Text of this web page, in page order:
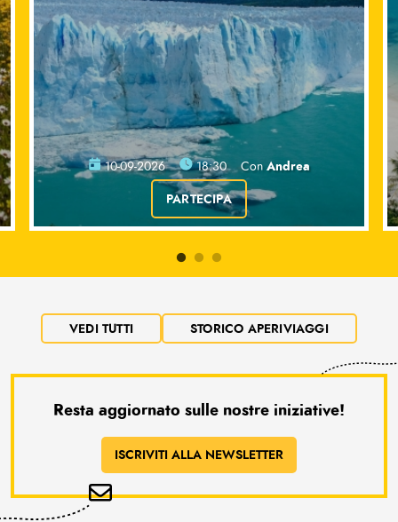
10-09-2026 18:30 Con Andrea
PARTECIPA
VEDI TUTTI STORICO APERIVIAGGI
Resta aggiornato sulle nostre iniziative!
ISCRIVITI ALLA NEWSLETTER